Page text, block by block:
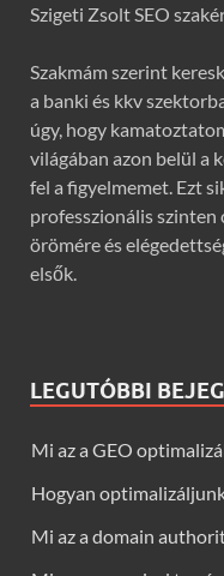
Szigeti Zsolt SEO
Szakmám szerint
a banki és kkv
úgy, hogy
világában azon belül a
fel a figyelmemet. Ezt
professzionális szinten
örömére és
elsők.
LEGUTÓBBI
Mi az a GEO
Hogyan
Mi az a domain